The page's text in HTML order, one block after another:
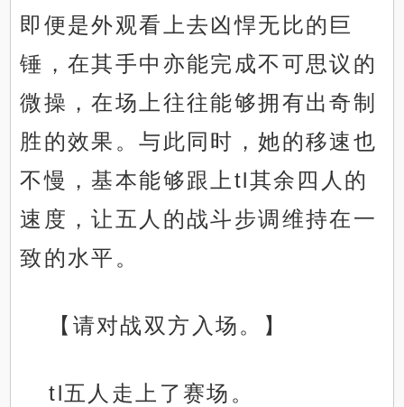
即便是外观看上去凶悍无比的巨
锤，在其手中亦能完成不可思议的
微操，在场上往往能够拥有出奇制
胜的效果。与此同时，她的移速也
不慢，基本能够跟上tl其余四人的
速度，让五人的战斗步调维持在一
致的水平。
【请对战双方入场。】
tl五人走上了赛场。